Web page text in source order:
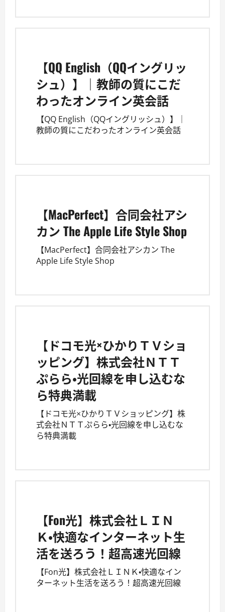
【QQ English（QQイングリッ
シュ）】｜教師の質にこだ
わったオンライン英会話
【QQ English（QQイングリッシュ）】｜
教師の質にこだわったオンライン英会話
【MacPerfect】合同会社アシ
カン The Apple Life Style Shop
【MacPerfect】合同会社アシカン The
Apple Life Style Shop
【ドコモ光×ひかりＴＶショ
ッピング】株式会社ＮＴＴ
ぷらら・光回線を申し込むな
ら特典満載
【ドコモ光×ひかりＴＶショッピング】株
式会社ＮＴＴぷらら・光回線を申し込むな
ら特典満載
【Fon光】株式会社ＬＩＮ
Ｋ・快適なインターネット生
活を送ろう！超高速光回線
【Fon光】株式会社ＬＩＮＫ・快適なイン
ターネット生活を送ろう！超高速光回線